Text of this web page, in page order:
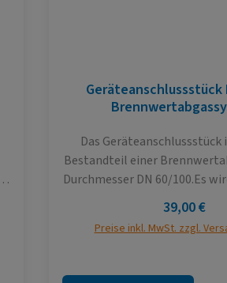
Geräteanschlussstück
Das Geräteanschlussstück
Bestandteil einer
Durchmesser DN 60/100.Es
Therme installiert. Das
bereits einen Anschluss für
Regulärer
39,00 €
Preise inkl. MwSt. zzgl.